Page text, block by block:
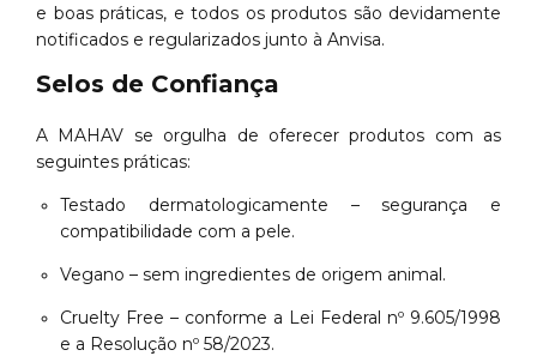
e boas práticas, e todos os produtos são devidamente
notificados e regularizados junto à Anvisa.
Selos de Confiança
A MAHAV se orgulha de oferecer produtos com as
seguintes práticas:
Testado dermatologicamente – segurança e
compatibilidade com a pele.
Vegano – sem ingredientes de origem animal.
Cruelty Free – conforme a Lei Federal nº 9.605/1998
e a Resolução nº 58/2023.